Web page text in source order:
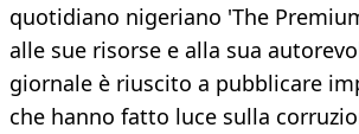
quotidiano nigeriano 'The
alle sue risorse e alla sua
giornale è riuscito a pubblicare
che hanno fatto luce sulla